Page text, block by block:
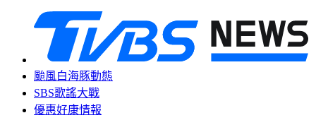
颱風白海豚動態
SBS歌謠大戰
優惠好康情報